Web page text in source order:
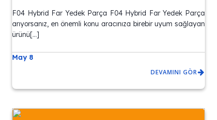
F04 Hybrid Far Yedek Parça F04 Hybrid Far Yedek Parça
arıyorsanız, en önemli konu aracınıza birebir uyum sağlayan
ürünü[…]
May 8
DEVAMINI GÖR